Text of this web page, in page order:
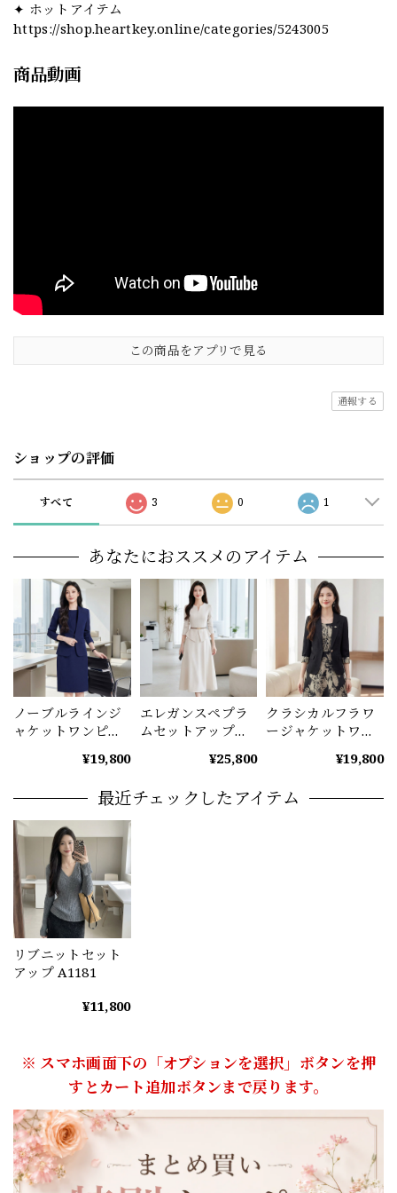
✦ ホットアイテム
https://shop.heartkey.online/categories/5243005
商品動画
この商品をアプリで見る
通報する
ショップの評価
すべて 3 0 1
あなたにおススメのアイテム
ノーブルラインジ
ャケットワンピー
（4color） A1222
¥19,800
エレガンスペプラ
ムセットアップ
（2color） A1225
¥25,800
クラシカルフラワ
ージャケットワン
¥19,800
最近チェックしたアイテム
リブニットセット
アップ A1181
¥11,800
※ スマホ画面下の「オプションを選択」ボタンを押
すとカート追加ボタンまで戻ります。